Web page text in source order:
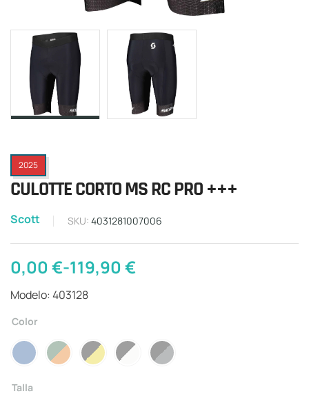
2025
CULOTTE CORTO MS RC PRO +++
Scott SKU: 4031281007006
0,00€-119,90€
Modelo: 403128
Color
Talla